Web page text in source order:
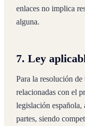
enlaces no implica
alguna.
7. Ley
Para la resolución de
relacionadas con el
legislación española,
partes, siendo